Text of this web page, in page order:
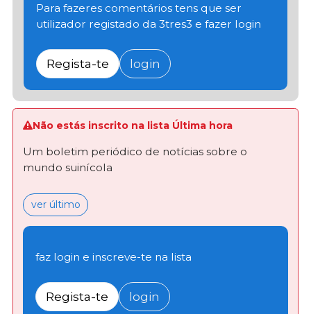
Para fazeres comentários tens que ser
utilizador registado da 3tres3 e fazer login
Regista-te login
Não estás inscrito na lista Última hora
Um boletim periódico de notícias sobre o
mundo suinícola
ver último
faz login e inscreve-te na lista
Regista-te login